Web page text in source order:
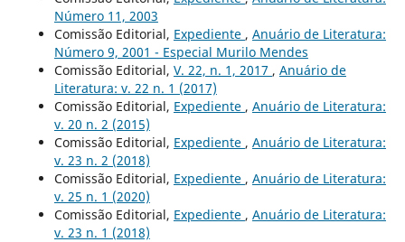
Número 11, 2003
Comissão Editorial, Expediente , Anuário de Literatura:
Número 9, 2001 - Especial Murilo Mendes
Comissão Editorial, V. 22, n. 1, 2017 , Anuário de
Literatura: v. 22 n. 1 (2017)
Comissão Editorial, Expediente , Anuário de Literatura:
v. 20 n. 2 (2015)
Comissão Editorial, Expediente , Anuário de Literatura:
v. 23 n. 2 (2018)
Comissão Editorial, Expediente , Anuário de Literatura:
v. 25 n. 1 (2020)
Comissão Editorial, Expediente , Anuário de Literatura:
v. 23 n. 1 (2018)